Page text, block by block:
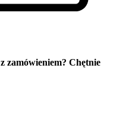
zamówieniem? Chętnie